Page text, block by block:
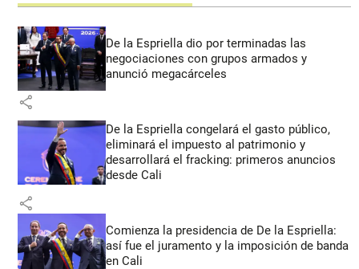
De la Espriella dio por terminadas las
negociaciones con grupos armados y
anunció megacárceles
share
De la Espriella congelará el gasto público,
eliminará el impuesto al patrimonio y
desarrollará el fracking: primeros anuncios
desde Cali
share
Comienza la presidencia de De la Espriella:
así fue el juramento y la imposición de banda
en Cali